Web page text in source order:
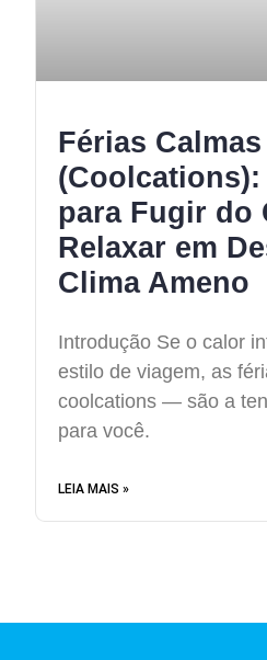
Férias Calmas
para Fugir do
Relaxar em
Clima Ameno
Introdução Se o calor
estilo de viagem, as
coolcations — são a
para você.
LEIA MAIS »